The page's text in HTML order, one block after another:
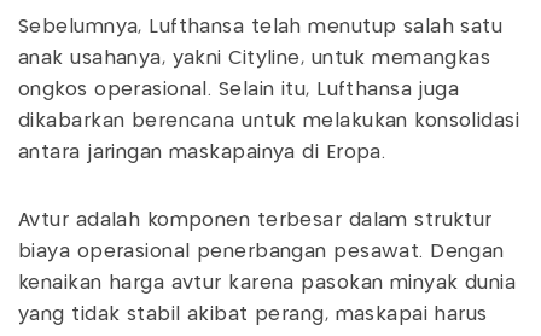
Sebelumnya, Lufthansa telah menutup salah satu
anak usahanya, yakni Cityline, untuk memangkas
ongkos operasional. Selain itu, Lufthansa juga
dikabarkan berencana untuk melakukan konsolidasi
antara jaringan maskapainya di Eropa.
Avtur adalah komponen terbesar dalam struktur
biaya operasional penerbangan pesawat. Dengan
kenaikan harga avtur karena pasokan minyak dunia
yang tidak stabil akibat perang, maskapai harus